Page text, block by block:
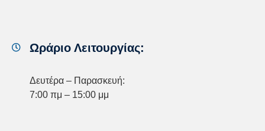
Ωράριο Λειτουργίας:
Δευτέρα – Παρασκευή:
7:00 πμ – 15:00 μμ